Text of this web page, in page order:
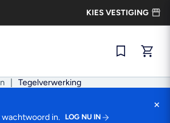
KIES VESTIGING
Snel
Tegelverwerking
wachtwoord in.
LOG NU IN
×